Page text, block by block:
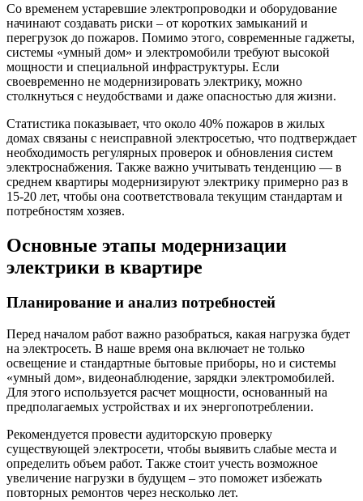
Со временем устаревшие электропроводки и оборудование
начинают создавать риски – от коротких замыканий и
перегрузок до пожаров. Помимо этого, современные гаджеты,
системы «умный дом» и электромобили требуют высокой
мощности и специальной инфраструктуры. Если
своевременно не модернизировать электрику, можно
столкнуться с неудобствами и даже опасностью для жизни.
Статистика показывает, что около 40% пожаров в жилых
домах связаны с неисправной электросетью, что подтверждает
необходимость регулярных проверок и обновления систем
электроснабжения. Также важно учитывать тенденцию — в
среднем квартиры модернизируют электрику примерно раз в
15-20 лет, чтобы она соответствовала текущим стандартам и
потребностям хозяев.
Основные этапы модернизации
электрики в квартире
Планирование и анализ потребностей
Перед началом работ важно разобраться, какая нагрузка будет
на электросеть. В наше время она включает не только
освещение и стандартные бытовые приборы, но и системы
«умный дом», видеонаблюдение, зарядки электромобилей.
Для этого используется расчет мощности, основанный на
предполагаемых устройствах и их энергопотреблении.
Рекомендуется провести аудиторскую проверку
существующей электросети, чтобы выявить слабые места и
определить объем работ. Также стоит учесть возможное
увеличение нагрузки в будущем – это поможет избежать
повторных ремонтов через несколько лет.